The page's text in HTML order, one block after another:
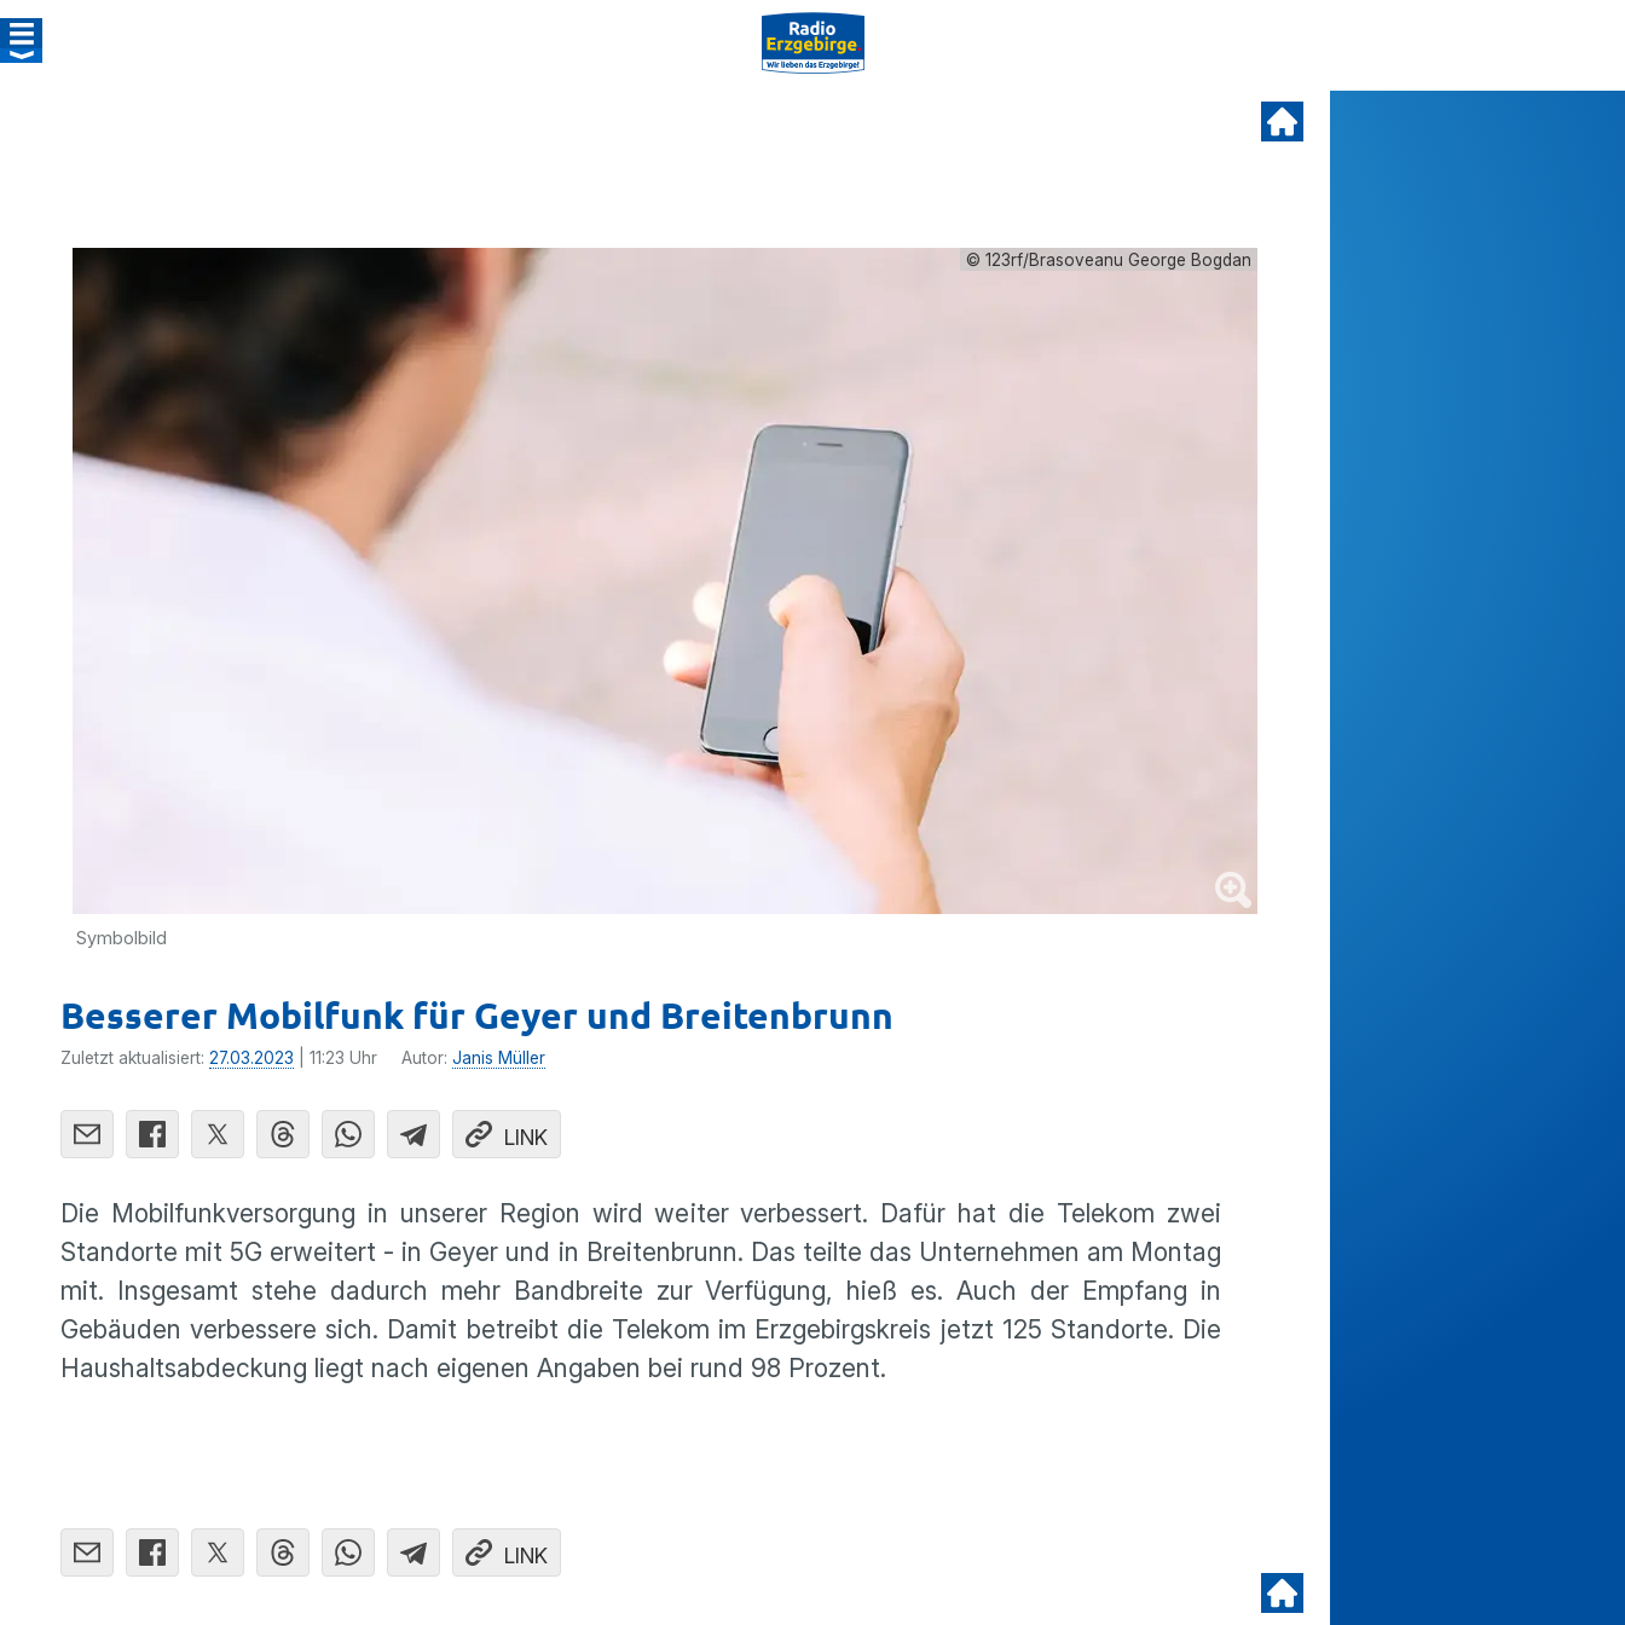
© 123rf/Brasoveanu George Bogdan
Symbolbild
Besserer Mobilfunk für Geyer und Breitenbrunn
Zuletzt aktualisiert: 27.03.2023 | 11:23 Uhr Autor: Janis Müller
LINK
Die Mobilfunkversorgung in unserer Region wird weiter verbessert. Dafür hat die Telekom zwei
Standorte mit 5G erweitert - in Geyer und in Breitenbrunn. Das teilte das Unternehmen am Montag
mit. Insgesamt stehe dadurch mehr Bandbreite zur Verfügung, hieß es. Auch der Empfang in
Gebäuden verbessere sich. Damit betreibt die Telekom im Erzgebirgskreis jetzt 125 Standorte. Die
Haushaltsabdeckung liegt nach eigenen Angaben bei rund 98 Prozent.
LINK